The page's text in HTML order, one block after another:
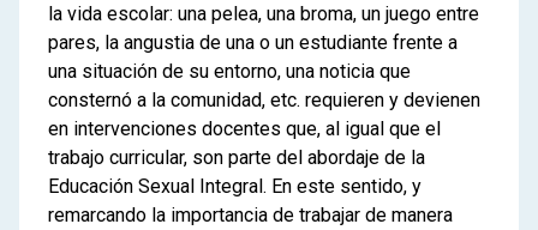
la vida escolar: una pelea, una broma, un juego entre
pares, la angustia de una o un estudiante frente a
una situación de su entorno, una noticia que
consternó a la comunidad, etc. requieren y devienen
en intervenciones docentes que, al igual que el
trabajo curricular, son parte del abordaje de la
Educación Sexual Integral. En este sentido, y
remarcando la importancia de trabajar de manera